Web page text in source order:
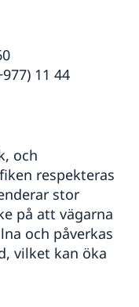
11 44
och
respekteras
stor
på att vägarna
och påverkas
vilket kan öka